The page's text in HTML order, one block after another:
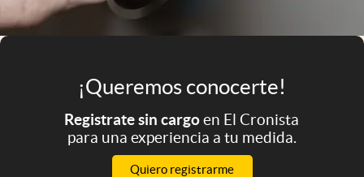
Eventos Corporativos
abre en nueva pestaña
Argentina
¡Queremos conocerte!
Registrate sin cargoen El Cronista
para una experiencia a tu medida.
Quiero registrarme